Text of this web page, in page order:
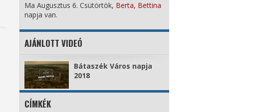
Ma Augusztus 6. Csütörtök, Berta, Bettina
napja van.
AJÁNLOTT VIDEÓ
Bátaszék Város napja
2018
CÍMKÉK